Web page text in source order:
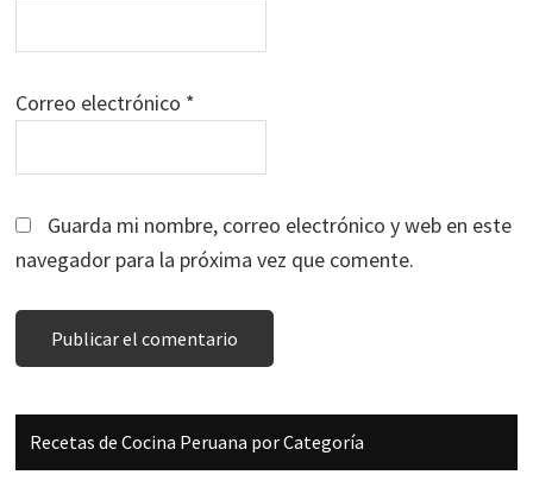
Correo electrónico *
Guarda mi nombre, correo electrónico y web en este
navegador para la próxima vez que comente.
Barra
lateral
Recetas de Cocina Peruana por Categoría